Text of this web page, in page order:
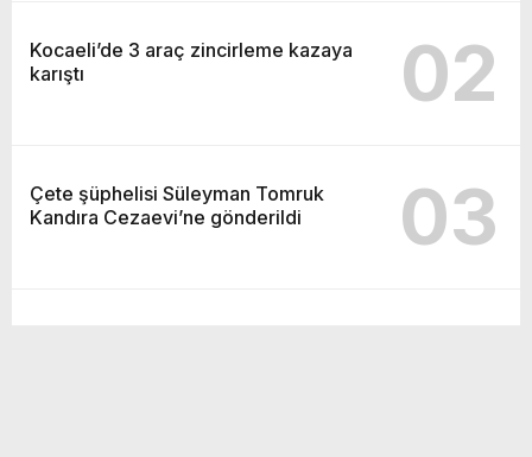
Kocaeli’de 3 araç zincirleme kazaya
karıştı
02
Çete şüphelisi Süleyman Tomruk
Kandıra Cezaevi’ne gönderildi
03